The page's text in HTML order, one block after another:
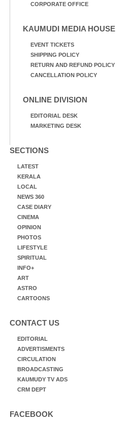
CORPORATE OFFICE
KAUMUDI MEDIA HOUSE
EVENT TICKETS
SHIPPING POLICY
RETURN AND REFUND POLICY
CANCELLATION POLICY
ONLINE DIVISION
EDITORIAL DESK
MARKETING DESK
SECTIONS
LATEST
KERALA
LOCAL
NEWS 360
CASE DIARY
CINEMA
OPINION
PHOTOS
LIFESTYLE
SPIRITUAL
INFO+
ART
ASTRO
CARTOONS
CONTACT US
EDITORIAL
ADVERTISMENTS
CIRCULATION
BROADCASTING
KAUMUDY TV ADS
CRM DEPT
FACEBOOK